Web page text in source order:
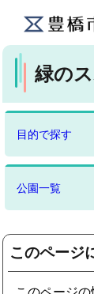
緑の
目的で探す
公園一覧
このページ